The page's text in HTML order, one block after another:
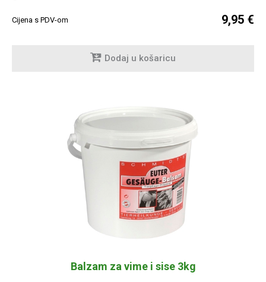
Cijena s PDV-om 9,95 €
Dodaj u košaricu
Balzam za vime i sise 3kg